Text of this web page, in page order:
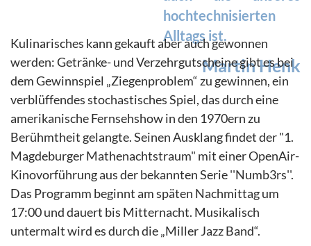
hochtechnisierten
Alltags ist.
Martin Henk
Kulinarisches kann gekauft aber auch gewonnen
werden: Getränke- und Verzehrgutscheine gibt es bei
dem Gewinnspiel „Ziegenproblem“ zu gewinnen, ein
verblüffendes stochastisches Spiel, das durch eine
amerikanische Fernsehshow in den 1970ern zu
Berühmtheit gelangte. Seinen Ausklang findet der "1.
Magdeburger Mathenachtstraum" mit einer OpenAir-
Kinovorführung aus der bekannten Serie ''Numb3rs''.
Das Programm beginnt am späten Nachmittag um
17:00 und dauert bis Mitternacht. Musikalisch
untermalt wird es durch die „Miller Jazz Band“.